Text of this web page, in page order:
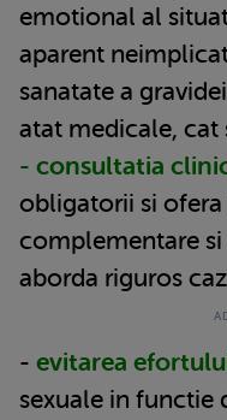
emotional al
aparent
sanatate a
atat medicale, cat
- consultatia
obligatorii si
complementare
aborda riguros
- evitarea
sexuale in functie